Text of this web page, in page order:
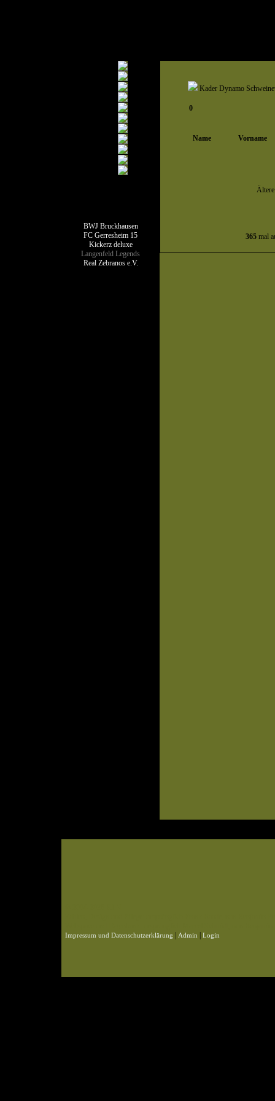
BWJ Bruckhausen
FC Gerresheim 15
Kickerz deluxe
Langenfeld Legends
Real Zebranos e.V.
Kader Dynamo
0
Name Vorname
365mal
Impressum und Datenschutzerklärung Admin Login